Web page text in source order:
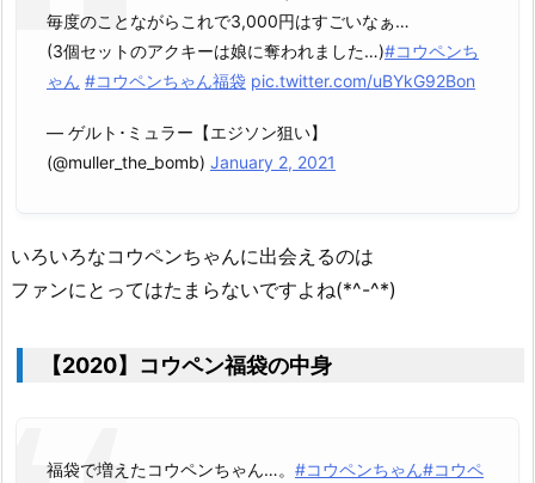
毎度のことながらこれで3,000円はすごいなぁ…
(3個セットのアクキーは娘に奪われました…)#コウペンち
ゃん #コウペンちゃん福袋 pic.twitter.com/uBYkG92Bon
— ゲルト･ミュラー【エジソン狙い】
(@muller_the_bomb) January 2, 2021
いろいろなコウペンちゃんに出会えるのは
ファンにとってはたまらないですよね(*^-^*)
【2020】コウペン福袋の中身
福袋で増えたコウペンちゃん…。 #コウペンちゃん#コウペ